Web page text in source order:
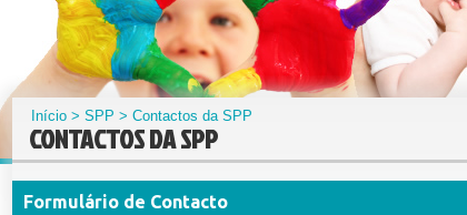
Início >SPP > Contactos da SPP
CONTACTOS DA SPP
Formulário de Contacto